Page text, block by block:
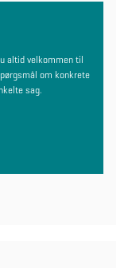
altid velkommen til
om konkrete
sag.